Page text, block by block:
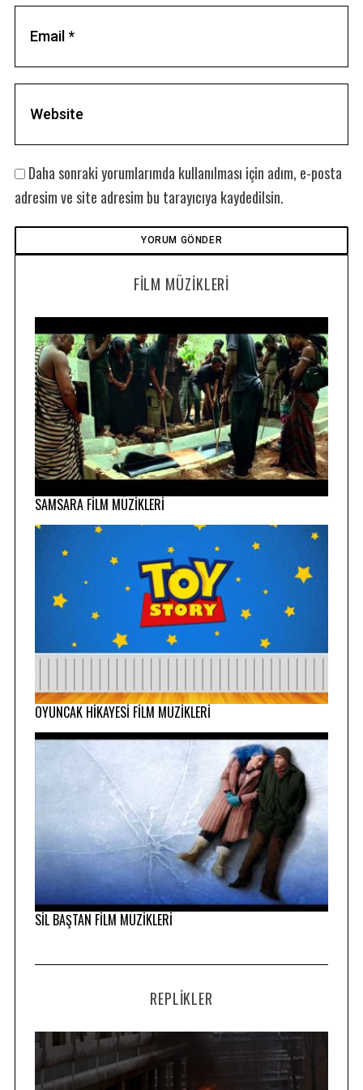
Daha sonraki yorumlarımda kullanılması için adım, e-posta
adresim ve site adresim bu tarayıcıya kaydedilsin.
FILM MÜZIKLERI
SAMSARA FİLM MÜZİKLERİ
OYUNCAK HİKAYESİ FİLM MÜZİKLERİ
SİL BAŞTAN FİLM MÜZİKLERİ
REPLIKLER